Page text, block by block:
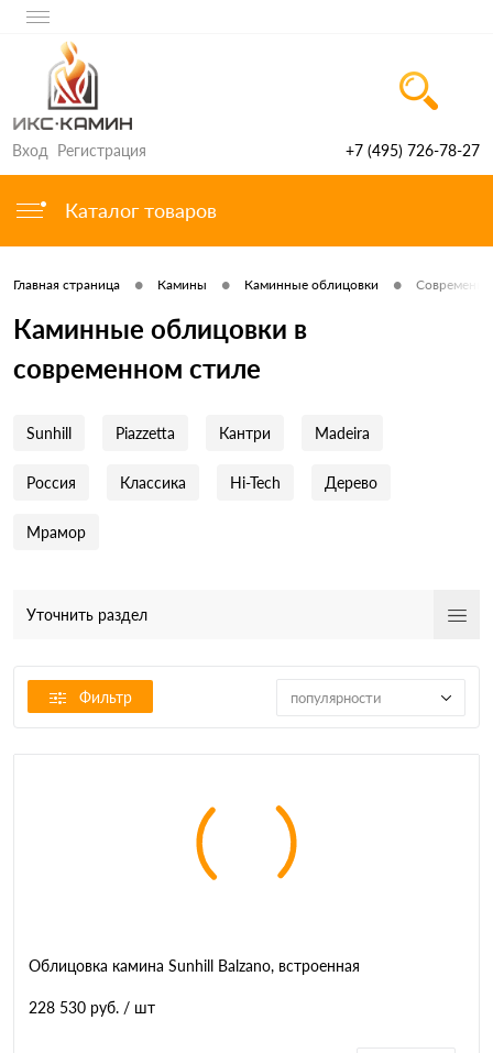
Вход Регистрация +7 (495) 726-78-27
Каталог товаров
Главная страница • Камины • Каминные облицовки •
Каминные облицовки в
современном стиле
Sunhill Piazzetta Кантри Madeira
Россия Классика Hi-Tech Дерево
Мрамор
Уточнить раздел
Фильтр популярности
Облицовка камина Sunhill Balzano, встроенная
228 530 руб. / шт